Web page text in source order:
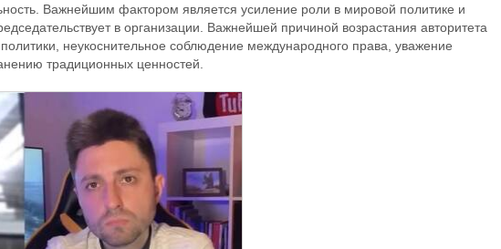
Важнейшим фактором является усиление роли в мировой политике и
в организации. Важнейшей причиной возрастания авторитета
неукоснительное соблюдение международного права, уважение
традиционных ценностей.